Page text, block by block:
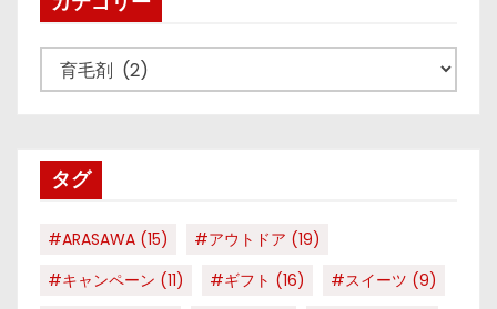
テ
ータグ
#ARASAWA (15) #アウトドア (19)
#キャンペーン (11) #ギフト (16) #スイーツ (9)